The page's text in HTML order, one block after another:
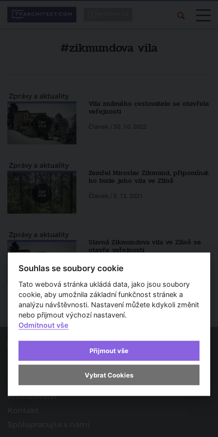
#zikmundova vila
Zprávy a aktuality
Vila známého cestovatele se otevřela
veřejnosti
Článek / 30. 10. 2022
Zprávy a aktuality
Zemřel Miroslav Zikmund, připomínat
ho bude jeho vila ve Zlíně
Článek / 3. 12. 2021
Zprávy a aktuality
Slavná Zikmundova vila ve Zlíně se
otevře veřejnosti
Článek / 15. 2. 2021
Spojujeme svět architektury
Provozovatel
Souhlas se soubory cookie
Tato webová stránka ukládá data, jako jsou soubory
cookie, aby umožnila základní funkčnost stránek a
analýzu návštěvnosti. Nastavení můžete kdykoli změnit
nebo přijmout výchozí nastavení.
Odmítnout vše
Přijmout vše
Vybrat Cookies